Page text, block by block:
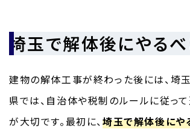
埼玉で解体後にやる
建物の解体工事が終わった後には、埼
県では、自治体や税制のルールに従っ
が大切です。最初に、 埼玉で解体後にや